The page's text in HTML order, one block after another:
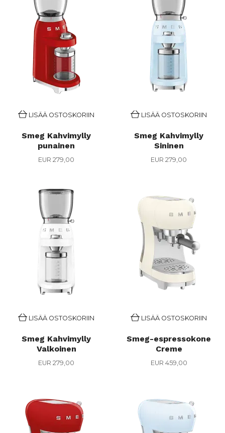
LISÄÄ OSTOSKORIIN
Smeg Kahvimylly
punainen
EUR 279,00
LISÄÄ OSTOSKORIIN
Smeg Kahvimylly
Sininen
EUR 279,00
LISÄÄ OSTOSKORIIN
Smeg Kahvimylly
Valkoinen
EUR 279,00
LISÄÄ OSTOSKORIIN
Smeg-espressokone
Creme
EUR 459,00